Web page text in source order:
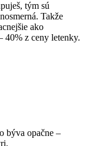
tým sú
Takže
ako
40% z ceny letenky.
býva opačne –